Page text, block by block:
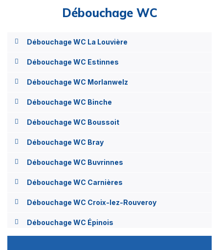
Débouchage WC
Débouchage WC La Louvière
Débouchage WC Estinnes
Débouchage WC Morlanwelz
Débouchage WC Binche
Débouchage WC Boussoit
Débouchage WC Bray
Débouchage WC Buvrinnes
Débouchage WC Carnières
Débouchage WC Croix-lez-Rouveroy
Débouchage WC Épinois